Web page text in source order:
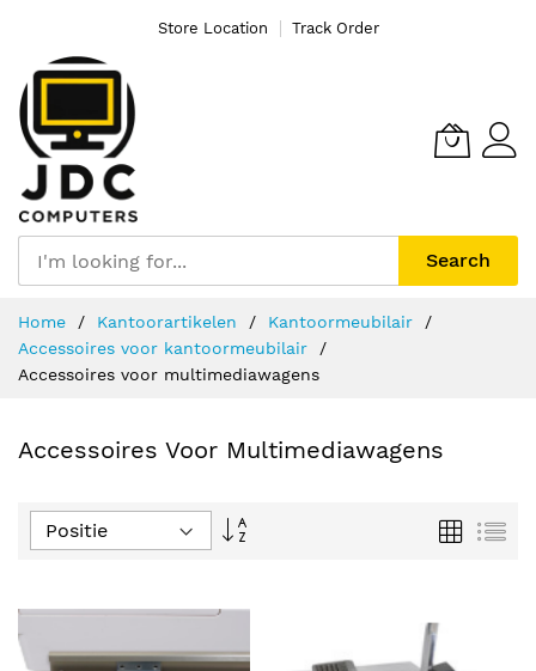
Store Location Track Order
Search
naar
de
inhoud
Home Kantoorartikelen
Kantoormeubilair
Accessoires voor kantoormeubilair
Accessoires voor multimediawagens
Accessoires Voor Multimediawagens
Van
sorteren
Foto-
tabel